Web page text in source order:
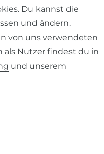
Widerrufs­recht
Du kannst die
und ändern.
von uns verwendeten
als Nutzer findest du in
und unserem